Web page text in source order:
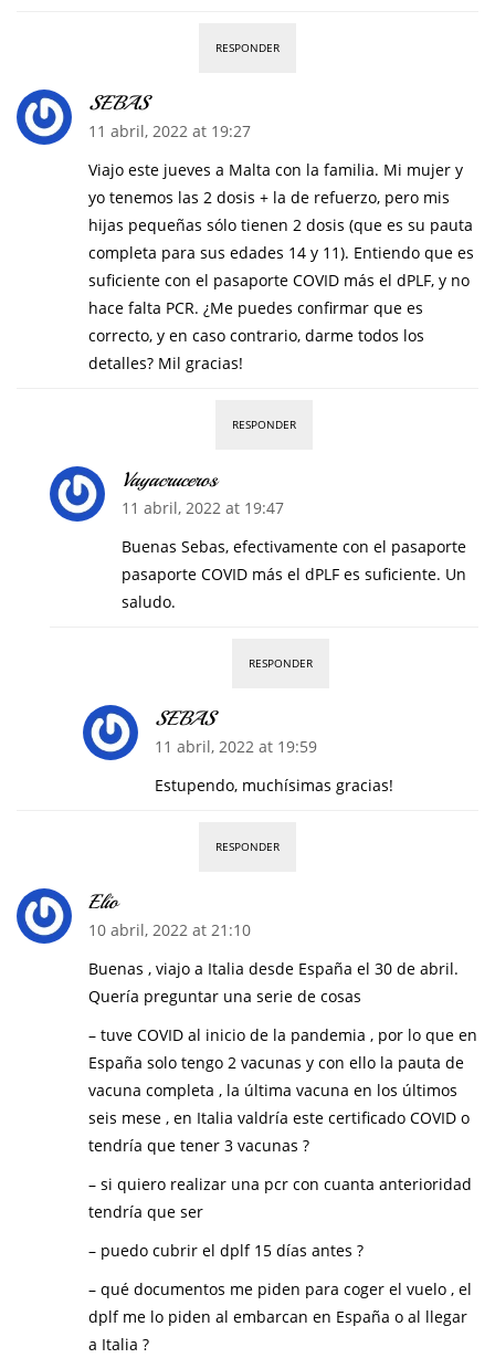
RESPONDER
SEBAS
11 abril, 2022 at 19:27
Viajo este jueves a Malta con la familia. Mi mujer y
yo tenemos las 2 dosis + la de refuerzo, pero mis
hijas pequeñas sólo tienen 2 dosis (que es su pauta
completa para sus edades 14 y 11). Entiendo que es
suficiente con el pasaporte COVID más el dPLF, y no
hace falta PCR. ¿Me puedes confirmar que es
correcto, y en caso contrario, darme todos los
detalles? Mil gracias!
RESPONDER
Vayacruceros
11 abril, 2022 at 19:47
Buenas Sebas, efectivamente con el pasaporte
pasaporte COVID más el dPLF es suficiente. Un
saludo.
RESPONDER
SEBAS
11 abril, 2022 at 19:59
Estupendo, muchísimas gracias!
RESPONDER
Elio
10 abril, 2022 at 21:10
Buenas , viajo a Italia desde España el 30 de abril.
Quería preguntar una serie de cosas
– tuve COVID al inicio de la pandemia , por lo que en
España solo tengo 2 vacunas y con ello la pauta de
vacuna completa , la última vacuna en los últimos
seis mese , en Italia valdría este certificado COVID o
tendría que tener 3 vacunas ?
– si quiero realizar una pcr con cuanta anterioridad
tendría que ser
– puedo cubrir el dplf 15 días antes ?
– qué documentos me piden para coger el vuelo , el
dplf me lo piden al embarcan en España o al llegar
a Italia ?